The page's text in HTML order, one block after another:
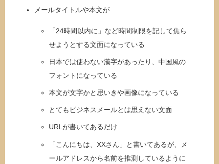
メールタイトルや本文が...
「24時間以内に」など時間制限を記して焦ら
せようとする文面になっている
日本では使わない漢字があったり、中国風の
フォントになっている
本文が文字かと思いきや画像になっている
とてもビジネスメールとは思えない文面
URLが書いてあるだけ
「こんにちは、XXさん」と書いてあるが、メ
ールアドレスから名前を推測しているように